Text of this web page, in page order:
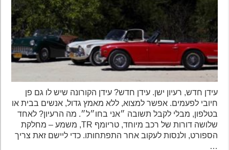
עידן חדש, רעיון ישן. עידן חדש? עידן הקורונה שיש לו גם פן
חיובי לפעמים. אפשר למצוא, ללא מאמץ גדול, אנשים בבית או
בטלפון, מבלי לקבל תשובה ״אני בחו״ל״. מה הרעיון? לאחד
שלושה דורות של רכב מיוחד, טריומף TR, משמע – מחלקת
הספורט, ולנסות לעקוב אחר התפתחותו. כדי ליישם זאת צריך